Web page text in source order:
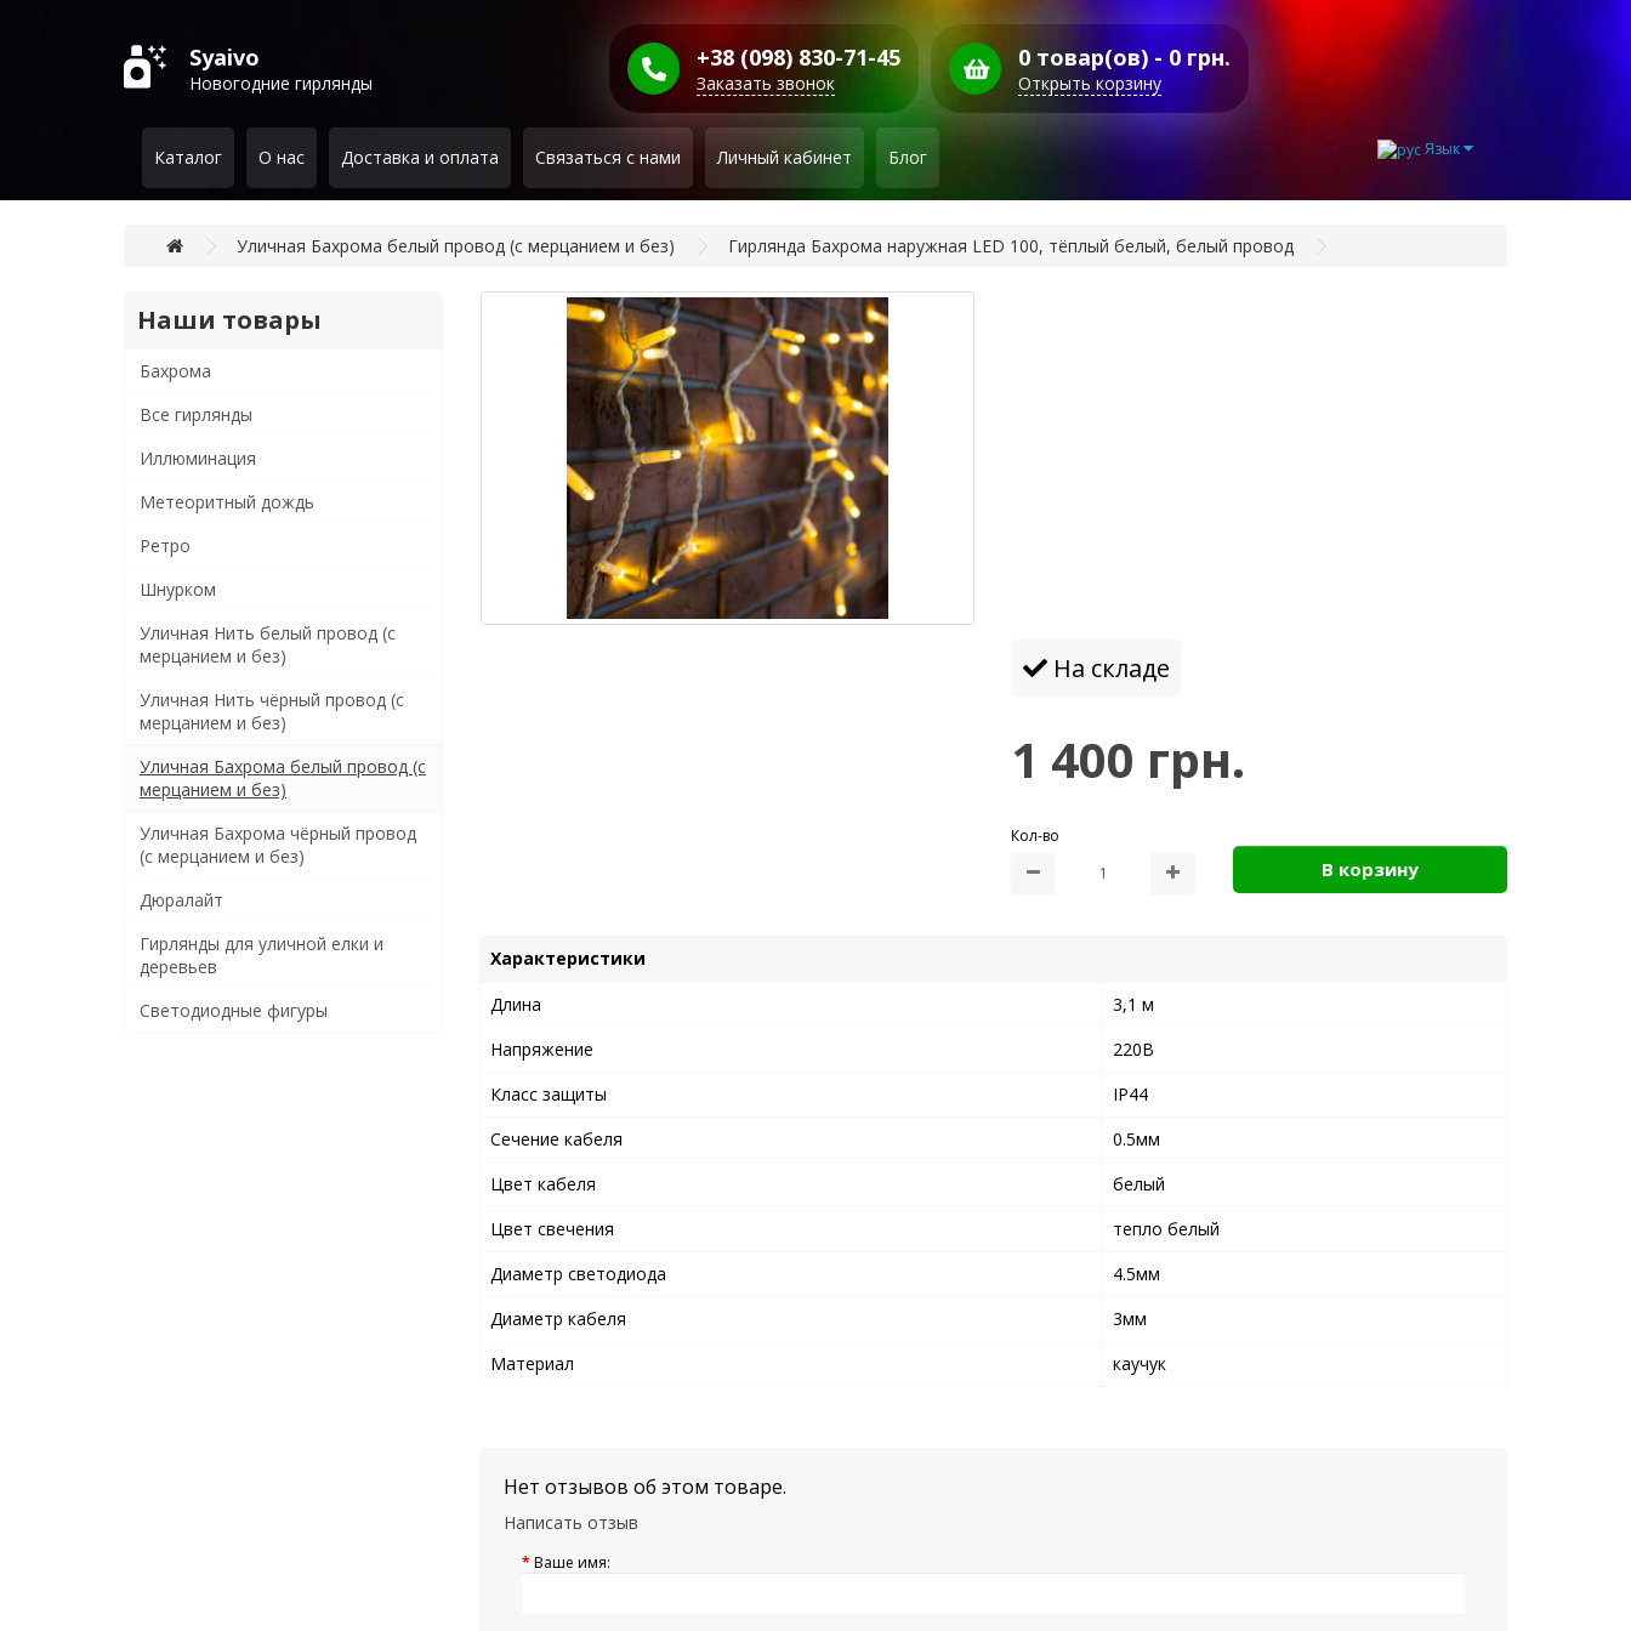
Syaivo
Новогодние гирлянды
+38 (098) 830-71-45
Заказать звонок
0 товар(ов) - 0 грн.
Открыть корзину
Каталог О нас Доставка и оплата Связаться с нами Личный кабинет Блог Язык
Уличная Бахрома белый провод (с мерцанием и без) Гирлянда Бахрома наружная LED 100, тёплый белый, белый провод
Наши товары
Бахрома
Все гирлянды
Иллюминация
Метеоритный дождь
Ретро
Шнурком
Уличная Нить белый провод (с
мерцанием и без)
Уличная Нить чёрный провод (с
мерцанием и без)
Уличная Бахрома белый провод (с
мерцанием и без)
Уличная Бахрома чёрный провод
(с мерцанием и без)
Дюралайт
Гирлянды для уличной елки и
деревьев
Светодиодные фигуры
На складе
1 400 грн.
Кол-во
В корзину
Характеристики
Длина
3,1 м
Напряжение
220В
Класс защиты
IP44
Сечение кабеля
0.5мм
Цвет кабеля
белый
Цвет свечения
тепло белый
Диаметр светодиода
4.5мм
Диаметр кабеля
3мм
Материал
каучук
Нет отзывов об этом товаре.
Написать отзыв
Ваше имя: